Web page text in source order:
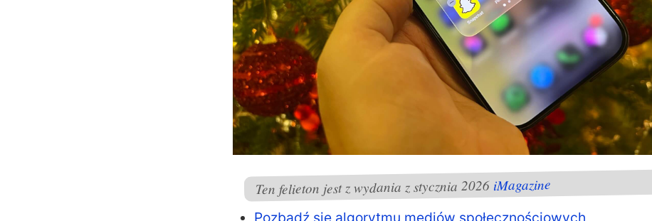
Ten felieton jest z wydania z stycznia 2026 iMagazine
Pozbądź się algorytmu mediów społecznościowych